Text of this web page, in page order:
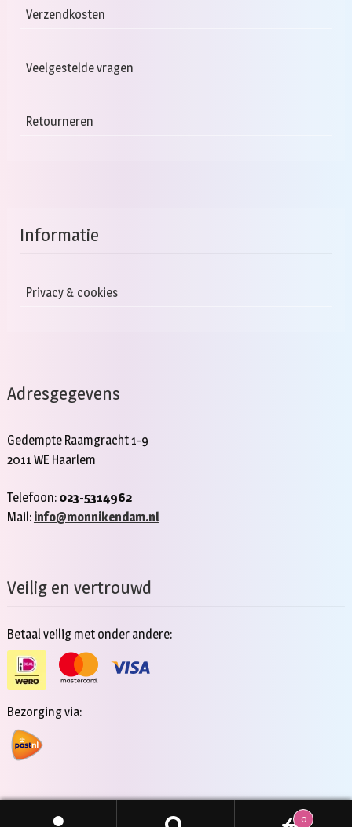
Verzendkosten
Veelgestelde vragen
Retourneren
Informatie
Privacy & cookies
Adresgegevens
Gedempte Raamgracht 1-9
2011 WE Haarlem
Telefoon: 023-5314962
Mail: info@monnikendam.nl
Veilig en vertrouwd
Betaal veilig met onder andere:
Bezorging via:
0